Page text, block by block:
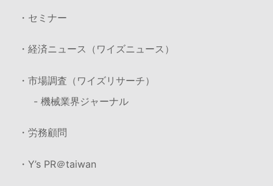
・セミナー
・経済ニュース（ワイズニュース）
・市場調査（ワイズリサーチ）
- 機械業界ジャーナル
・労務顧問
・Y’s PR＠taiwan